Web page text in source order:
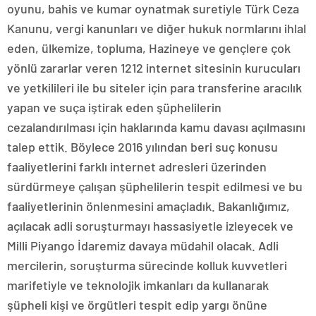
oyunu, bahis ve kumar oynatmak suretiyle Türk Ceza
Kanunu, vergi kanunları ve diğer hukuk normlarını ihlal
eden, ülkemize, topluma, Hazineye ve gençlere çok
yönlü zararlar veren 1212 internet sitesinin kurucuları
ve yetkilileri ile bu siteler için para transferine aracılık
yapan ve suça iştirak eden şüphelilerin
cezalandırılması için haklarında kamu davası açılmasını
talep ettik. Böylece 2016 yılından beri suç konusu
faaliyetlerini farklı internet adresleri üzerinden
sürdürmeye çalışan şüphelilerin tespit edilmesi ve bu
faaliyetlerinin önlenmesini amaçladık. Bakanlığımız,
açılacak adli soruşturmayı hassasiyetle izleyecek ve
Milli Piyango İdaremiz davaya müdahil olacak. Adli
mercilerin, soruşturma sürecinde kolluk kuvvetleri
marifetiyle ve teknolojik imkanları da kullanarak
şüpheli kişi ve örgütleri tespit edip yargı önüne